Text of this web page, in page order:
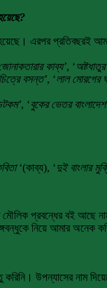
এরপর প্রতিবছরই
কাব্য’, ‘
বসন্ত’, ‘লাল মোরগের
, ‘বুকের ভেতর বাংলাদেশ
‘(কাব্য), ‘দুই বাংলার
মৌলিক প্রবন্ধের বই আছে
নিয়ে আমার অনেক
উপন্যাসের নাম